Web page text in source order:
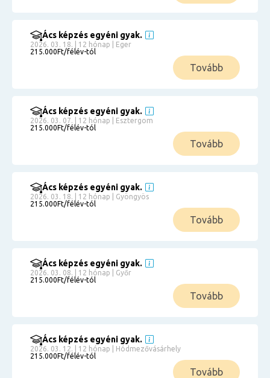
Ács képzés egyéni gyak.
2026. 03. 18. | 12 hónap | Eger
215.000Ft/félév-tól
Tovább
Ács képzés egyéni gyak.
2026. 03. 07. | 12 hónap | Esztergom
215.000Ft/félév-tól
Tovább
Ács képzés egyéni gyak.
2026. 03. 18. | 12 hónap | Gyöngyös
215.000Ft/félév-tól
Tovább
Ács képzés egyéni gyak.
2026. 03. 08. | 12 hónap | Győr
215.000Ft/félév-tól
Tovább
Ács képzés egyéni gyak.
2026. 03. 12. | 12 hónap | Hódmezővásárhely
215.000Ft/félév-tól
Tovább